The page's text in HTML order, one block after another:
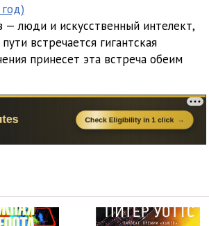
— люди и искусственный интелект,
встречается гигантская
принесет эта встреча обеим